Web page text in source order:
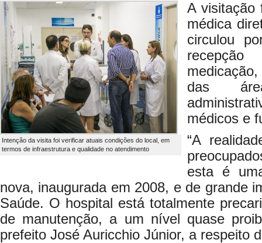
Intenção da visita foi verificar atuais condições do local, em
termos de infraestrutura e qualidade no atendimento
A visitação
médica
circulou
das
médicos e
“A
esta é
nova, inaugurada em 2008, e de grande
Saúde. O hospital está totalmente
de manutenção, a um nível quase
prefeito José Auricchio Júnior, a respeito